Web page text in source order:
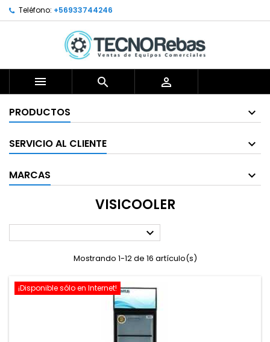
Teléfono: +56933744246
  
PRODUCTOS
SERVICIO AL CLIENTE
MARCAS
VISICOOLER

Mostrando 1-12 de 16 artículo(s)
¡Disponible sólo en Internet!